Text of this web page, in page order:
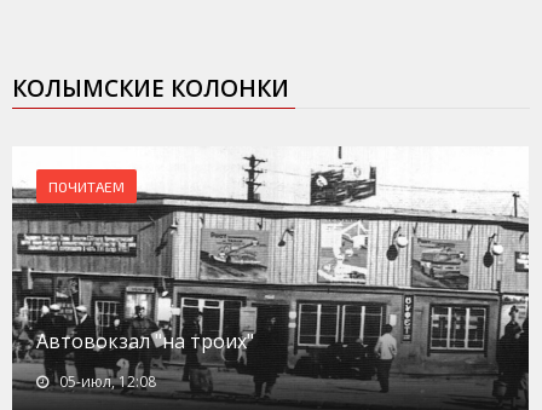
КОЛЫМСКИЕ КОЛОНКИ
ПОЧИТАЕМ
Автовокзал "на троих"
05-июл, 12:08